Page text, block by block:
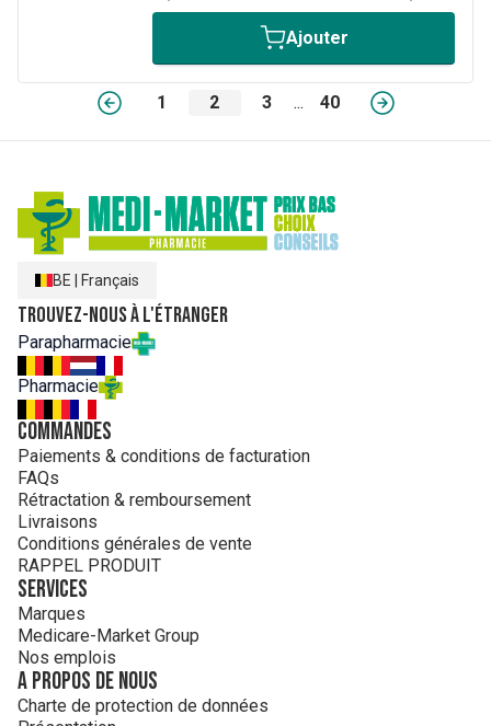
Ajouter
1 2 3 ... 40
BE Français
Trouvez-nous à l'étranger
Parapharmacie
Pharmacie
Commandes
Paiements & conditions de facturation
FAQs
Rétractation & remboursement
Livraisons
Conditions générales de vente
RAPPEL PRODUIT
Services
Marques
Medicare-Market Group
Nos emplois
A propos de nous
Charte de protection de données